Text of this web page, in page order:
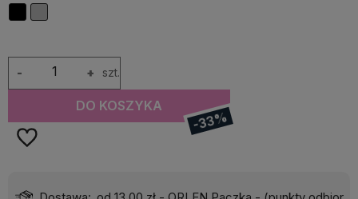
+
- szt.
DO KOSZYKA
-33%